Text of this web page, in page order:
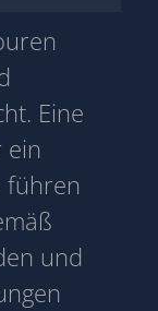
Eine
ein
führen
und